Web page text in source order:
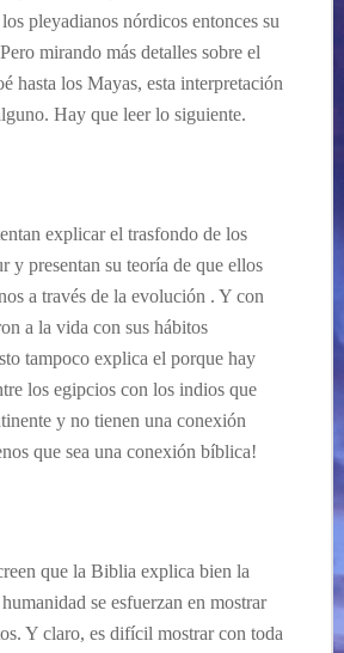
pleyadianos nórdicos entonces su
mirando más detalles sobre el
hasta los Mayas, esta interpretación
Hay que leer lo siguiente.
explicar el trasfondo de los
y presentan su teoría de que ellos
a travésde la evolución . Y con
a la vida con sus hábitos
tampoco explica el porque hay
los egipcios con los indios que
y no tienen una conexión
que sea una conexión bíblica!
que la Biblia explica bien la
se esfuerzan en mostrar
Y claro, es difícil mostrar con toda